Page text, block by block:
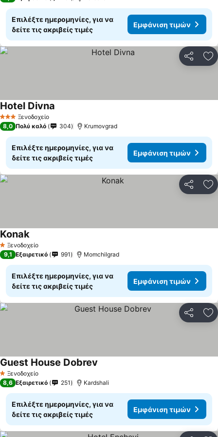
Επιλέξτε ημερομηνίες, για να
δείτε τις ακριβείς τιμές
Εμφάνιση τιμών
3 ΑστέριαΞενοδοχείο
Hotel Divna
8,0 Πολύ καλό 304 Krumovgrad
Επιλέξτε ημερομηνίες, για να
δείτε τις ακριβείς τιμές
Εμφάνιση τιμών
1 Αστέρια
Ξενοδοχείο
Konak
9,1 Εξαιρετικό 991 Momchilgrad
Επιλέξτε ημερομηνίες, για να
δείτε τις ακριβείς τιμές
Εμφάνιση τιμών
1 Αστέρια
Ξενοδοχείο
Guest House Dobrev
8,6 Εξαιρετικό 251 Kardshali
Επιλέξτε ημερομηνίες, για να
δείτε τις ακριβείς τιμές
Εμφάνιση τιμών